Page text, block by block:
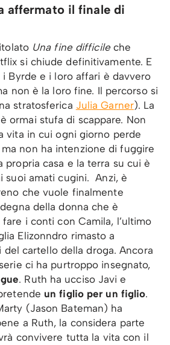
affermato il finale di
Una fine difficileche
si chiude definitivamente. E
Byrde e i loro affari è davvero
non è la loro fine. Il percorso si
stratosferica Julia Garner). La
ormai stufa di scappare. Non
vita in cui ogni giorno perde
non ha intenzione di fuggire
propria casa e la terra su cui è
suoi amati cugini. Anzi, è
che vuole finalmente
della donna che è
i conti con Camila, l’ultimo
Elizonndro rimasto a
cartello della droga. Ancora
ci ha purtroppo insegnato,
. Ruth ha ucciso Javi e
un figlio per un figlio.
(Jason Bateman) ha
a Ruth, la considera parte
convivere tutta la vita con il